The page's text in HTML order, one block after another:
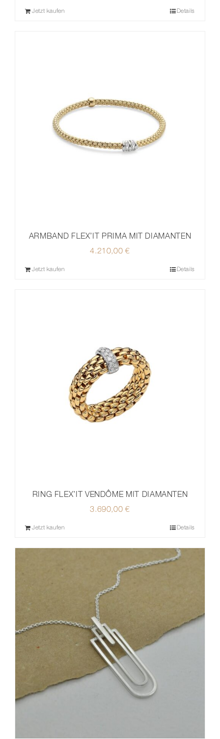
Jetzt kaufen Details
ARMBAND FLEX’IT PRIMA MIT DIAMANTEN
4.210,00€
Jetzt kaufen Details
RING FLEX’IT VENDÔME MIT DIAMANTEN
3.690,00€
Jetzt kaufen Details